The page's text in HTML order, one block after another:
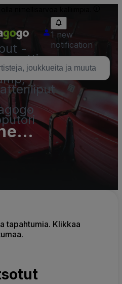
-
1 new
notification
Kirche
tapahtumia. Klikkaa